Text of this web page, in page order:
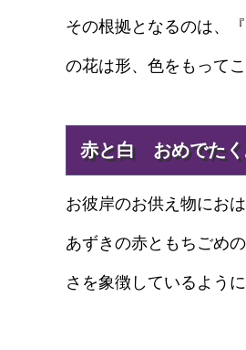
その根拠となるのは、
の花は形、色をもって
赤と白 おめでたく
お彼岸のお供え物にお
あずきの赤ともちごめ
さを象徴しているように